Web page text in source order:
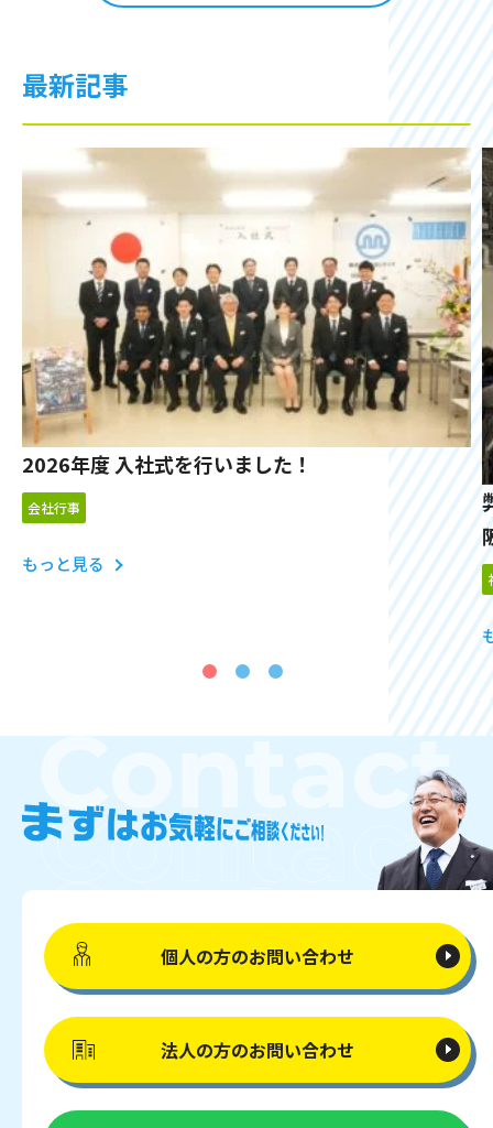
最新記事
2026年度 入社式を行いました！
会社行事
もっと見る
個人の方のお問い合わせ
法人の方のお問い合わせ